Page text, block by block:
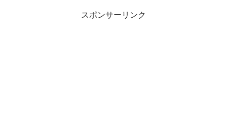
スポンサーリンク